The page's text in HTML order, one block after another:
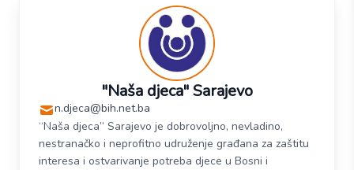
"Naša djeca" Sarajevo
n.djeca@bih.net.ba
“Naša djeca” Sarajevo je dobrovoljno, nevladino,
nestranačko i neprofitno udruženje građana za zaštitu
interesa i ostvarivanje potreba djece u Bosni i